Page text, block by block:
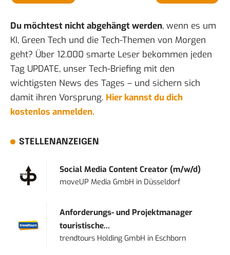
Du möchtest nicht abgehängt werden, wenn es um
KI, Green Tech und die Tech-Themen von Morgen
geht? Über 12.000 smarte Leser bekommen jeden
Tag UPDATE, unser Tech-Briefing mit den
wichtigsten News des Tages – und sichern sich
damit ihren Vorsprung. Hier kannst du dich
kostenlos anmelden.
STELLENANZEIGEN
Social Media Content Creator (m/w/d)
moveUP Media GmbH in Düsseldorf
Anforderungs- und Projektmanager
touristische...
trendtours Holding GmbH in Eschborn